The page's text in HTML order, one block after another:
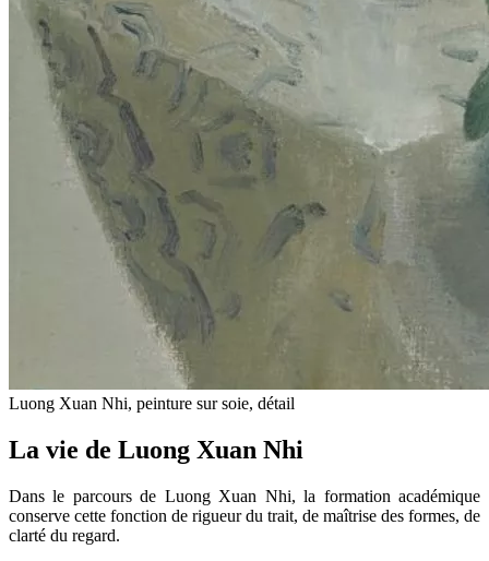
Luong Xuan Nhi, peinture sur soie, détail
La vie de Luong Xuan Nhi
Dans le parcours de Luong Xuan Nhi, la formation académique
conserve cette fonction de rigueur du trait, de maîtrise des formes, de
clarté du regard.